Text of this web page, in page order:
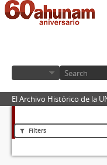
El Archivo Histórico de la
Filters